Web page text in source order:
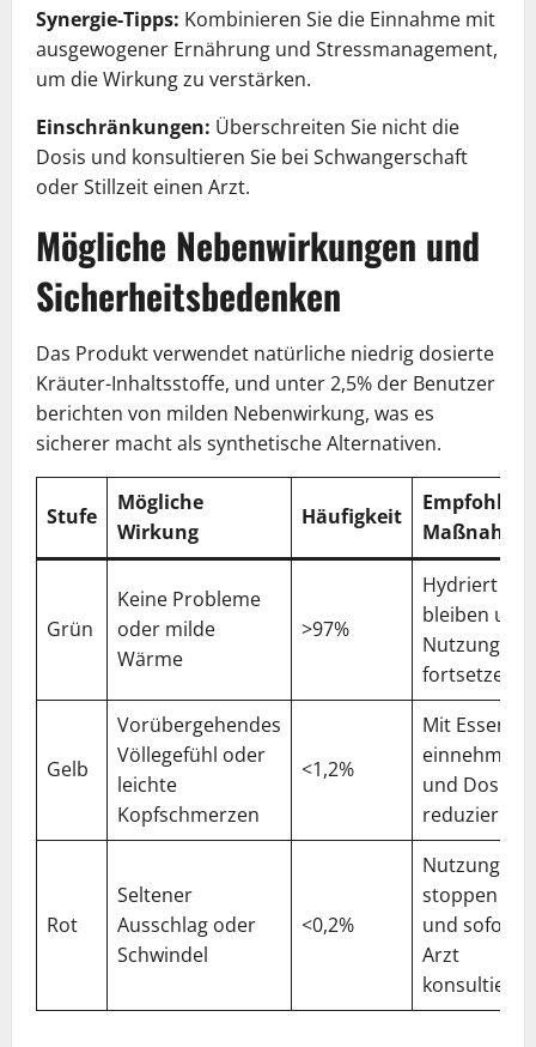
Synergie-Tipps: Kombinieren Sie die Einnahme mit
ausgewogener Ernährung und Stressmanagement,
um die Wirkung zu verstärken.
Einschränkungen: Überschreiten Sie nicht die
Dosis und konsultieren Sie bei Schwangerschaft
oder Stillzeit einen Arzt.
Mögliche Nebenwirkungen und
Sicherheitsbedenken
Das Produkt verwendet natürliche niedrig dosierte
Kräuter-Inhaltsstoffe, und unter 2,5% der Benutzer
berichten von milden Nebenwirkung, was es
sicherer macht als synthetische Alternativen.
Stufe
Mögliche
Wirkung
Häufigkeit
Empfohlene
Maßnahme
Grün
Keine Probleme
oder milde
Wärme
>97%
Hydriert
bleiben und
Nutzung
fortsetzen
Gelb
Vorübergehendes
Völlegefühl oder
leichte
Kopfschmerzen
<1,2%
Mit Essen
einnehmen
und Dosis
reduzieren
Rot
Seltener
Ausschlag oder
Schwindel
<0,2%
Nutzung
stoppen
und sofort
Arzt
konsultieren